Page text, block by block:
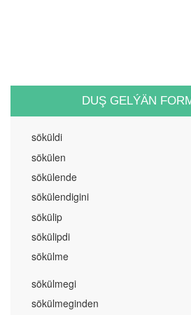
DUŞ GELÝÄN
söküldi
sökülen
sökülende
sökülendigini
sökülip
sökülipdi
sökülme
sökülmegi
sökülmeginden